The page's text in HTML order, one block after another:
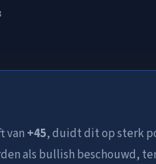
van +45, duidt dit op sterk
als bullish beschouwd,